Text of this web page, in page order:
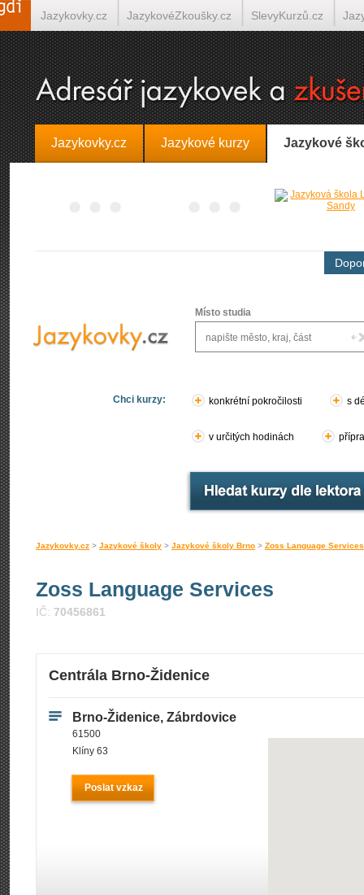
Jazykovky.cz Jazykové kurzy Jazykové
Místo studia
Chci kurzy: konkrétní pokročilosti s
v určitých hodinách
Jazykovky.cz > Jazykové školy > Jazykové školy Brno > Zoss Language Services
Zoss Language Services
IČ: 70456861
Centrála Brno-Židenice
Brno-Židenice, Zábrdovice
61500
Klíny 63
Poslat vzkaz
Jazykovky.cz JazykovéZkoušky.cz SlevyKurzů.cz
Španělština on-line Italština on-line Tlumočení-